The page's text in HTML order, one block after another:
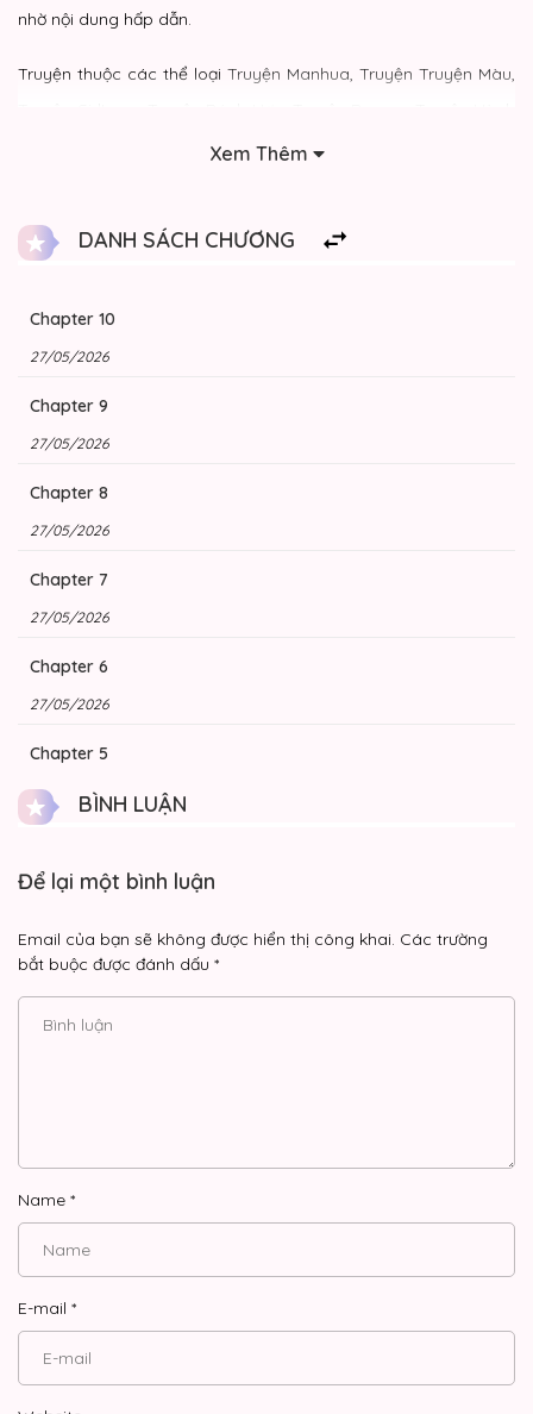
nhờ nội dung hấp dẫn.
Truyện thuộc các thể loại Truyện Manhua, Truyện Truyện Màu,
,Truyện Lãng Mạn
Độc giả có thể theo dõiScarlet Bloomđể không bỏ lỡ các
Xem Thêm
DANH SÁCH CHƯƠNG
Chapter 10
27/05/2026
Chapter 9
27/05/2026
Chapter 8
27/05/2026
Chapter 7
27/05/2026
Chapter 6
27/05/2026
Chapter 5
26/05/2026
26/05/2026
Chapter 3
26/05/2026
Chapter 2
09/06/2026
Chap 18
09/06/2026
Chap 17
BÌNH LUẬN
Để lại một bình luận
Email của bạn sẽ không được hiển thị công khai. Các trường
bắt buộc được đánh dấu *
Name *
E-mail *